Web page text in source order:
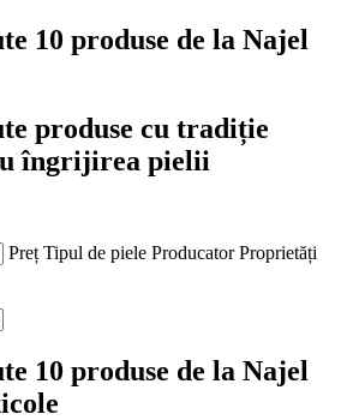
10 produse de la Najel
produse cu tradiție
îngrijirea pielii
Preț Tipul de piele Producator Proprietăți
10 produse de la Najel